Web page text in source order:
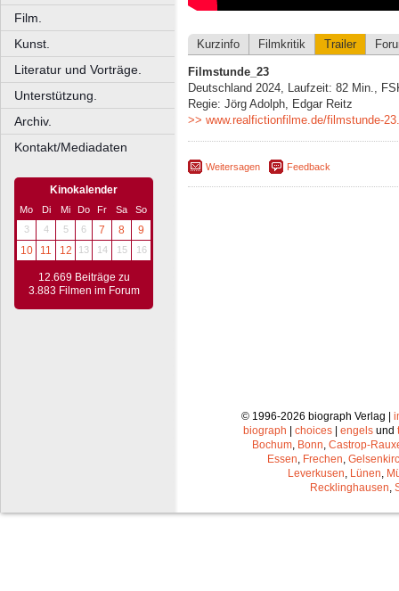
Film.
Kunst.
Literatur und Vorträge.
Unterstützung.
Archiv.
Kontakt/Mediadaten
Kinokalender
Mo Di Mi Do Fr Sa
So
3
4 5 6 7 8
9
10
11 12 13 14 15 16
12.669 Beiträge zu
3.883 Filmen im Forum
Kurzinfo Filmkritik Trailer
Filmstunde_23
Deutschland 2024, Laufzeit: 82 Min.,
Regie: Jörg Adolph, Edgar Reitz
>> www.realfictionfilme.de/filmstunde-
Weitersagen Feedback
© 1996-2026 biograph Verlag |
biograph
choices engels und
Bochum, Bonn, Castrop-
Essen, Frechen,
Leverkusen, Lünen,
Recklinghausen,